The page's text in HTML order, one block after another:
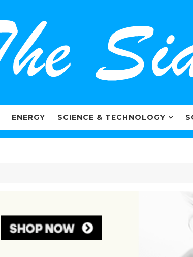
ENERGY SCIENCE & TECHNOLOGY